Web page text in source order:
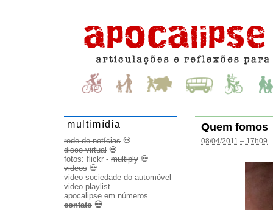
Quem fomos
08/04/2011 – 17h09
multimídia
rede de notícias 💀
disco virtual 💀
fotos: flickr - multiply 💀
videos 💀
video sociedade do automóvel
video playlist
apocalipse em números
contato 💀